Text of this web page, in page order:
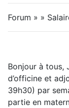
Forum » »
Bonjour à tous,
d’officine et
39h30) par
partie en